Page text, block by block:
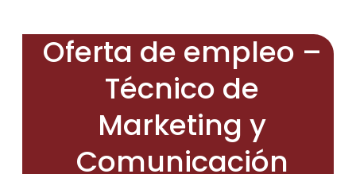
Oferta de empleo –
Técnico de
Marketing y
Comunicación